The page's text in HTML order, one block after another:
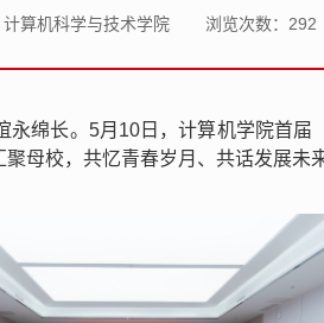
算机科学与技术学院 浏览次数： 292
永绵长。5月10日，计算机学院首届
母校，共忆青春岁月、共话发展未